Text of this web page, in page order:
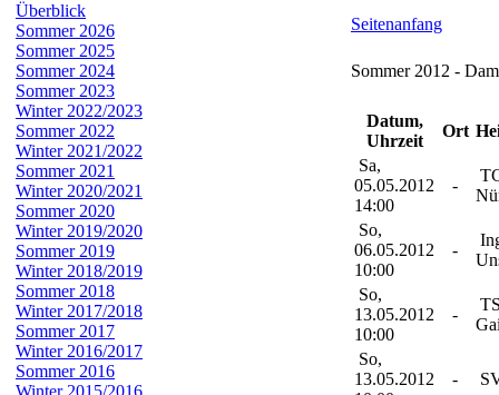
Überblick
Sommer 2026
Sommer 2025
Sommer 2024
Sommer 2023
Winter 2022/2023
Sommer 2022
Winter 2021/2022
Sommer 2021
Winter 2020/2021
Sommer 2020
Winter 2019/2020
Sommer 2019
Winter 2018/2019
Sommer 2018
Winter 2017/2018
Sommer 2017
Winter 2016/2017
Sommer 2016
Winter 2015/2016
Seitenanfang
Sommer 2012 -
Datum,
Uhrzeit
Ort
Sa,
05.05.2012
14:00
-
So,
06.05.2012
10:00
-
So,
13.05.2012
10:00
-
So,
13.05.2012
-